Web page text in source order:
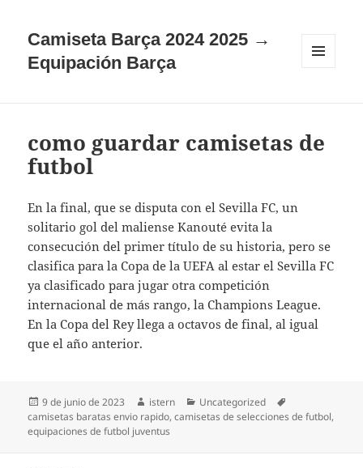
Camiseta Barça 2024 2025 →
Equipación Barça
como guardar camisetas de
futbol
En la final, que se disputa con el Sevilla FC, un
solitario gol del maliense Kanouté evita la
consecución del primer título de su historia, pero se
clasifica para la Copa de la UEFA al estar el Sevilla FC
ya clasificado para jugar otra competición
internacional de más rango, la Champions League.
En la Copa del Rey llega a octavos de final, al igual
que el año anterior.
Publicado
el
9 de junio de 2023 Autor
istern Categorías
Uncategorized
camisetas baratas envio rapido,camisetas de selecciones de futbol,
equipaciones de futbol juventus